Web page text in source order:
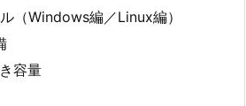
（Windows編／Linux編）
容量